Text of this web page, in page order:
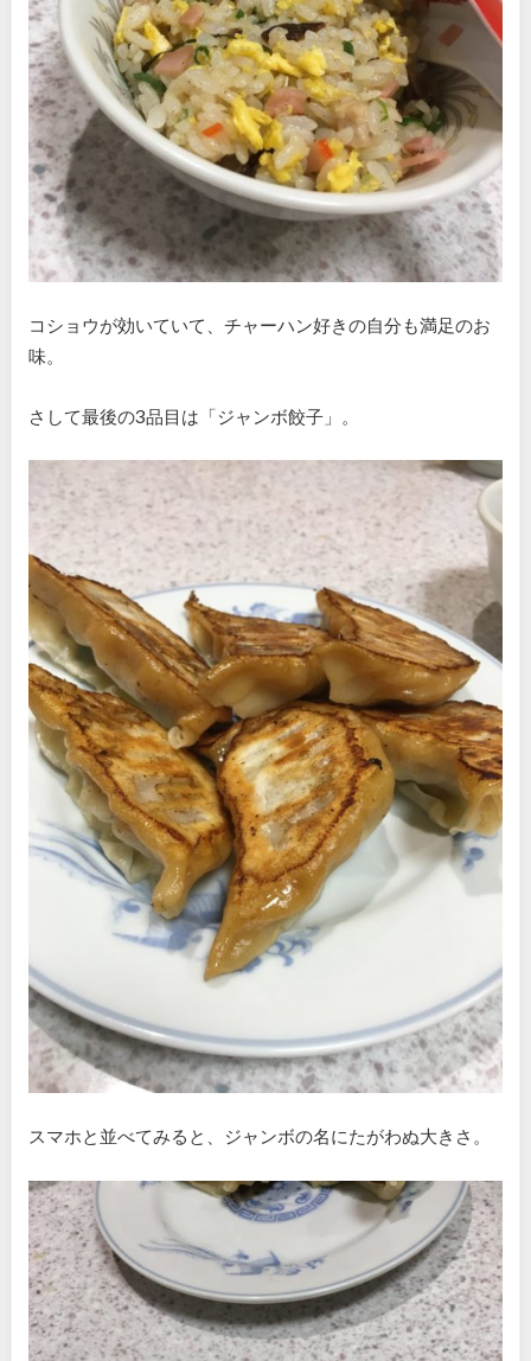
コショウが効いていて、チャーハン好きの自分も満足のお
味。
さして最後の3品目は「ジャンボ餃子」。
スマホと並べてみると、ジャンボの名にたがわぬ大きさ。